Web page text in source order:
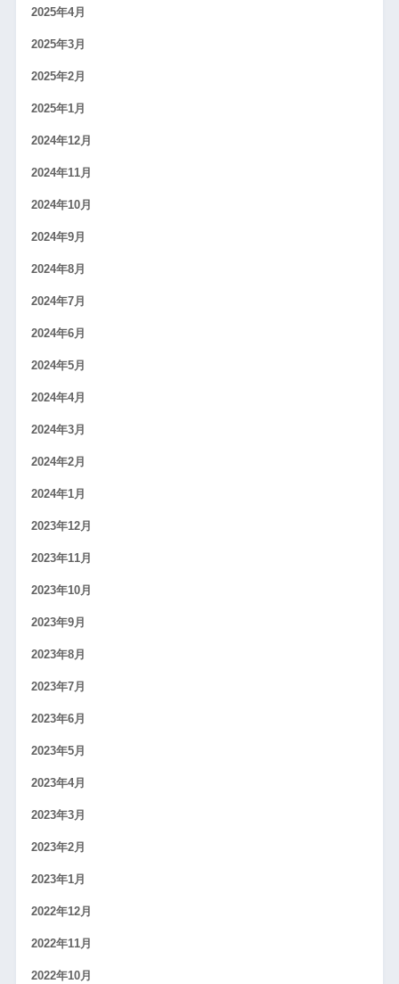
2025年4月
2025年3月
2025年2月
2025年1月
2024年12月
2024年11月
2024年10月
2024年9月
2024年8月
2024年7月
2024年6月
2024年5月
2024年4月
2024年3月
2024年2月
2024年1月
2023年12月
2023年11月
2023年10月
2023年9月
2023年8月
2023年7月
2023年6月
2023年5月
2023年4月
2023年3月
2023年2月
2023年1月
2022年12月
2022年11月
2022年10月